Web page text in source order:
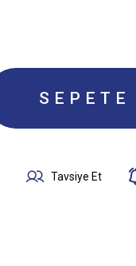
SEPETE
Tavsiye Et